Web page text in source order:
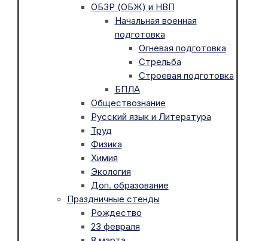
ОБЗР (ОБЖ) и НВП
Начальная военная
подготовка
Огневая подготовка
Стрельба
Строевая подготовка
БПЛА
Обществознание
Русский язык и Литература
Труд
Физика
Химия
Экология
Доп. образование
Праздничные стенды
Рождество
23 февраля